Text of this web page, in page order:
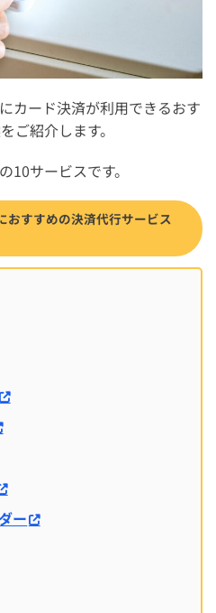
カード決済が利用できるおす
ご紹介します。
10サービスです。
おすすめの決済代行サービス
ー